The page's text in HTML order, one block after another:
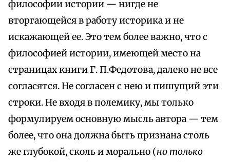
философии истории — нигде не
вторгающейся в работу историка и не
искажающей ее. Это тем более важно, что с
философией истории, имеющей место на
страницах книги Г. П.Федотова, далеко не все
согласятся. Не согласен с нею и пишущий эти
строки. Не входя в полемику, мы только
формулируем основную мысль автора — тем
более, что она должна быть признана столь
же глубокой, сколь и морально (но только